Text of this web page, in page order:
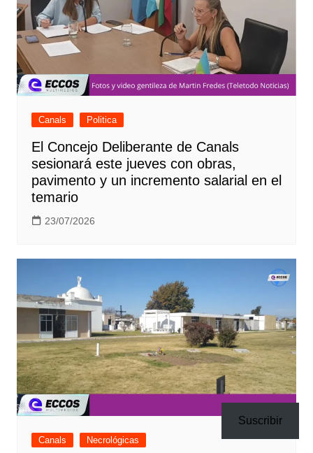
Canals Politica
El Concejo Deliberante de Canals
sesionará este jueves con obras,
pavimento y un incremento salarial en el
temario
23/07/2026
Canals Necrológicas
Suscribir